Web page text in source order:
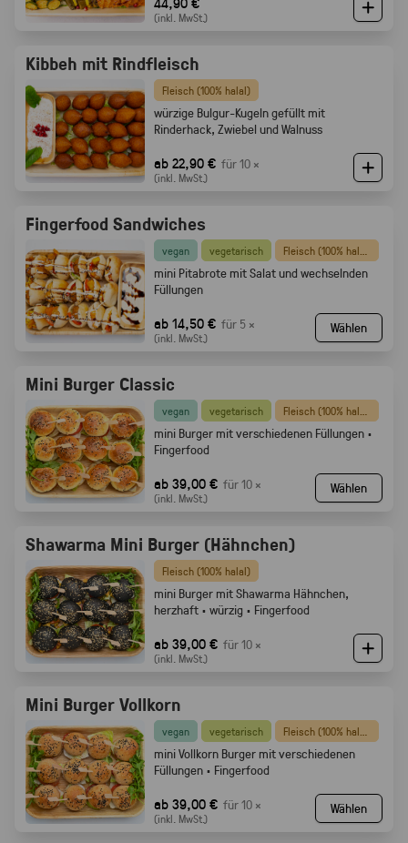
(inkl. MwSt.)
Kibbeh mit Rindfleisch
Fleisch (100% halal)
würzige Bulgur-Kugeln gefüllt mit
Rinderhack, Zwiebel und Walnuss
ab 22,90 € für 10 ×
(inkl. MwSt.)
Fingerfood Sandwiches
vegan vegetarisch
mini Pitabrote mit Salat und wechselnden
Füllungen
ab 14,50 € für 5 ×
(inkl. MwSt.)
Wählen
Mini Burger Classic
vegan vegetarisch
mini Burger mit verschiedenen Füllungen ·
Fingerfood
ab 39,00 € für 10 ×
(inkl. MwSt.)
Wählen
Shawarma Mini Burger (Hähnchen)
Fleisch (100% halal)
mini Burger mit Shawarma Hähnchen,
herzhaft · würzig · Fingerfood
ab 39,00 € für 10 ×
(inkl. MwSt.)
Mini Burger Vollkorn
vegan vegetarisch
mini Vollkorn Burger mit verschiedenen
Füllungen · Fingerfood
ab 39,00 € für 10 ×
(inkl. MwSt.)
Wählen